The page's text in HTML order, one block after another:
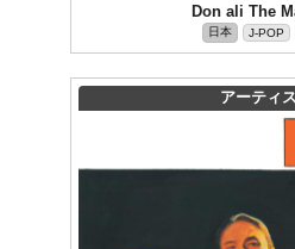
Don ali The
日本 J-POP
アーティ